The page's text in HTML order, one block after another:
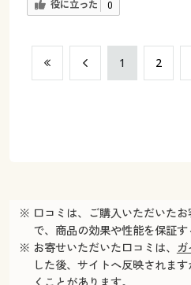
役に立った 0
​1 ​2
※ 口コミは、ご購入いただいた
で、商品の効果や性能を保証す
※ お寄せいただいた口コミは、
した後、サイトへ反映されま